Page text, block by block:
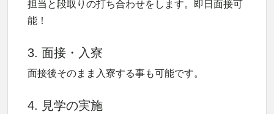
担当と段取りの打ち合わせをします。即日面接可
能！
3. 面接・入寮
面接後そのまま入寮する事も可能です。
4. 見学の実施